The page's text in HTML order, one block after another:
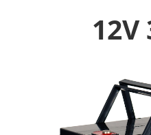
Redresoare
Accesorii
12V